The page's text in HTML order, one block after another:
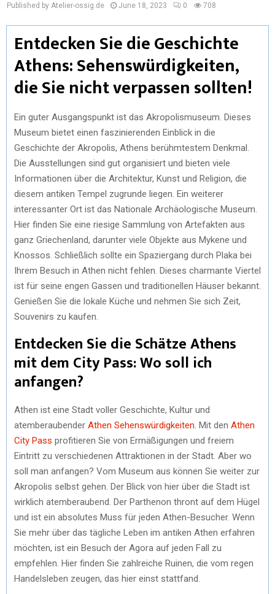
Published by Atelier-ossig.de June 18, 2023 0 708
Entdecken Sie die Geschichte
Athens: Sehenswürdigkeiten,
die Sie nicht verpassen sollten!
Ein guter Ausgangspunkt ist das Akropolismuseum. Dieses
Museum bietet einen faszinierenden Einblick in die
Geschichte der Akropolis, Athens berühmtestem Denkmal.
Die Ausstellungen sind gut organisiert und bieten viele
Informationen über die Architektur, Kunst und Religion, die
diesem antiken Tempel zugrunde liegen. Ein weiterer
interessanter Ort ist das Nationale Archäologische Museum.
Hier finden Sie eine riesige Sammlung von Artefakten aus
ganz Griechenland, darunter viele Objekte aus Mykene und
Knossos. Schließlich sollte ein Spaziergang durch Plaka bei
Ihrem Besuch in Athen nicht fehlen. Dieses charmante Viertel
ist für seine engen Gassen und traditionellen Häuser bekannt.
Genießen Sie die lokale Küche und nehmen Sie sich Zeit,
Souvenirs zu kaufen.
Entdecken Sie die Schätze Athens
mit dem City Pass: Wo soll ich
anfangen?
Athen ist eine Stadt voller Geschichte, Kultur und
atemberaubender Athen Sehenswürdigkeiten . Mit den Athen
City Pass profitieren Sie von Ermäßigungen und freiem
Eintritt zu verschiedenen Attraktionen in der Stadt. Aber wo
soll man anfangen? Vom Museum aus können Sie weiter zur
Akropolis selbst gehen. Der Blick von hier über die Stadt ist
wirklich atemberaubend. Der Parthenon thront auf dem Hügel
und ist ein absolutes Muss für jeden Athen-Besucher. Wenn
Sie mehr über das tägliche Leben im antiken Athen erfahren
möchten, ist ein Besuch der Agora auf jeden Fall zu
empfehlen. Hier finden Sie zahlreiche Ruinen, die vom regen
Handelsleben zeugen, das hier einst stattfand.